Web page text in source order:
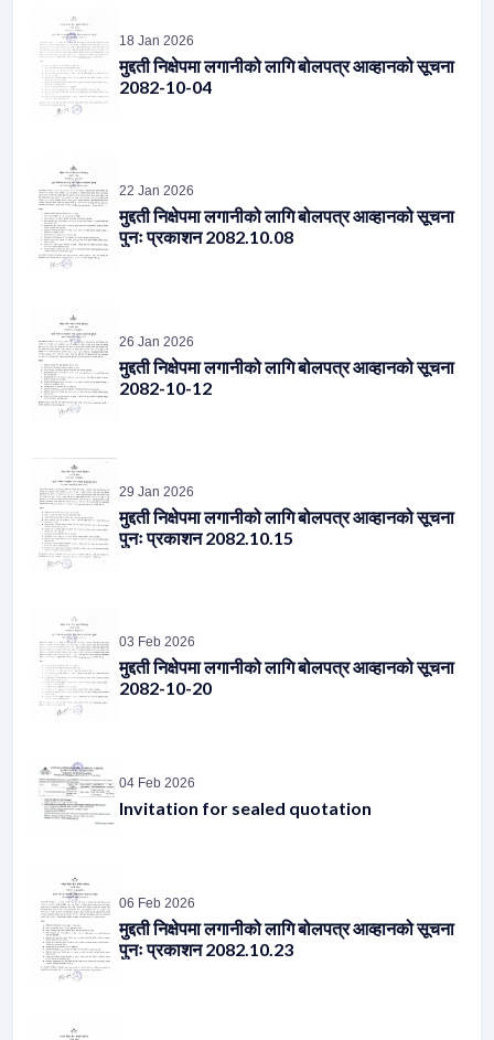
18 Jan 2026
मुद्दती निक्षेपमा लगानीको लागि बोलपत्र आव्हानको सूचना
2082-10-04
22 Jan 2026
मुद्दती निक्षेपमा लगानीको लागि बोलपत्र आव्हानको सूचना
पुनः प्रकाशन 2082.10.08
मुद्दती निक्षेपमा लगानीको लागि बोलपत्र आव्हानको सूचना
2082-10-12
मुद्दती निक्षेपमा लगानीको लागि बोलपत्र आव्हानको सूचना
पुनः प्रकाशन 2082.10.15
03 Feb 2026
मुद्दती निक्षेपमा लगानीको लागि बोलपत्र आव्हानको सूचना
2082-10-20
Invitation for sealed quotation
मुद्दती निक्षेपमा लगानीको लागि बोलपत्र आव्हानको सूचना
पुनः प्रकाशन 2082.10.23